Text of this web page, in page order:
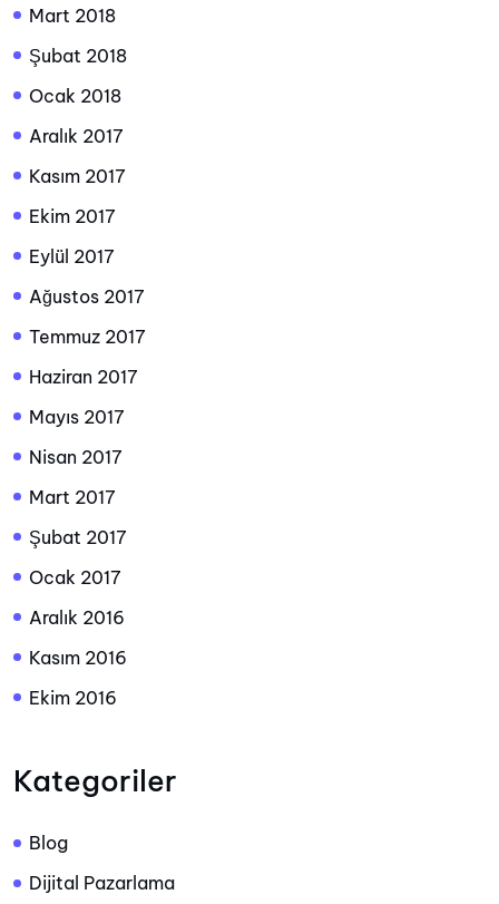
Mart 2018
Şubat 2018
Ocak 2018
Aralık 2017
Kasım 2017
Ekim 2017
Eylül 2017
Ağustos 2017
Temmuz 2017
Haziran 2017
Mayıs 2017
Nisan 2017
Mart 2017
Şubat 2017
Ocak 2017
Aralık 2016
Kasım 2016
Ekim 2016
Kategoriler
Blog
Dijital Pazarlama